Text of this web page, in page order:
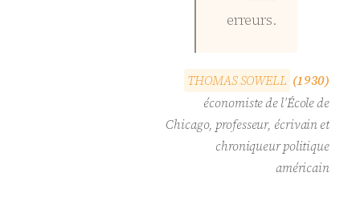
erreurs.
THOMASSOWELL (1930)
économiste de l’École de
Chicago, professeur, écrivain et
chroniqueur politique
américain